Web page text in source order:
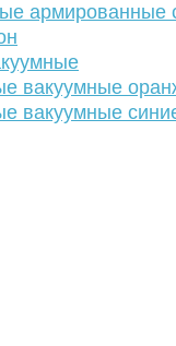
армированные
вакуумные
вакуумные